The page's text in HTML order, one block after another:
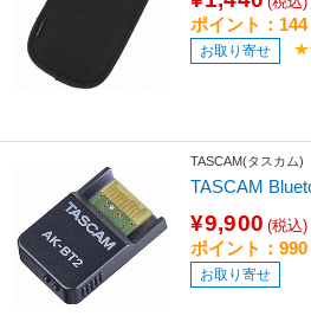
ポイント：144
お取り寄せ
TASCAM(タスカム)
TASCAM
¥9,900 (税込)
ポイント：990
お取り寄せ